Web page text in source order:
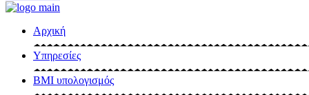
Αρχική
Υπηρεσίες
BMI υπολογισμός